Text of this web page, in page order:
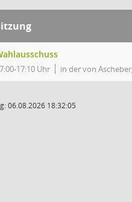
17:10 Uhr in der von
06.08.2026 18:32:05